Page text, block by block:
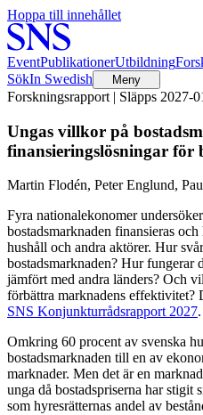
Hoppa till innehållet
EventPublikationerUtbildning
SökIn Swedish Meny
Forskningsrapport | Släpps 2027-
Ungas villkor på
finansieringslösningar för
Martin Flodén, Peter Englund,
Fyra nationalekonomer
bostadsmarknaden finansieras
hushåll och andra aktörer. Hur
bostadsmarknaden? Hur fungerar
jämfört med andra länders? Och
förbättra marknadens effektivitet?
SNS Konjunkturrådsrapport 2027.
Omkring 60 procent av svenska
bostadsmarknaden till en av
marknader. Men det är en
unga då bostadspriserna har stigit
som hyresrätternas andel av